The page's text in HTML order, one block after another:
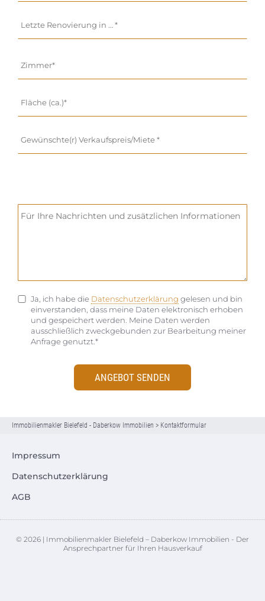
Ja, ich habe die Datenschutzerklärung gelesen und bin
einverstanden, dass meine Daten elektronisch erhoben
und gespeichert werden. Meine Daten werden
ausschließlich zweckgebunden zur Bearbeitung meiner
Anfrage genutzt.*
ANGEBOT SENDEN
Immobilienmakler Bielefeld - Daberkow Immobilien > Kontaktformular
Impressum
Datenschutzerklärung
AGB
© 2026 | Immobilienmakler Bielefeld – Daberkow Immobilien - Der
Ansprechpartner für Ihren Hausverkauf